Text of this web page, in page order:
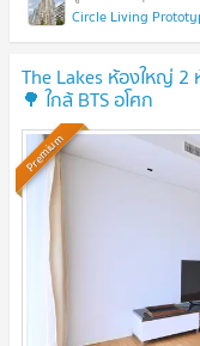
Circle Living
The Lakes ห้องใหญ่
🌳 ใกล้ BTS อโศก
Premium